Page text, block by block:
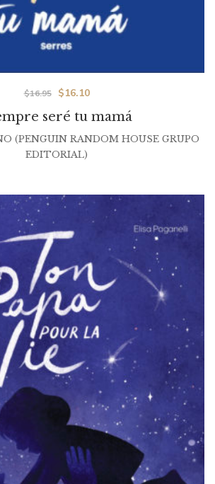
seré tu mamá
$16.95 $16.10
(PENGUIN RANDOM HOUSE GRUPO
EDITORIAL)